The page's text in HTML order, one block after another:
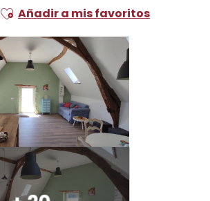
Ajouter aux favoris
Añadir a mis favoritos